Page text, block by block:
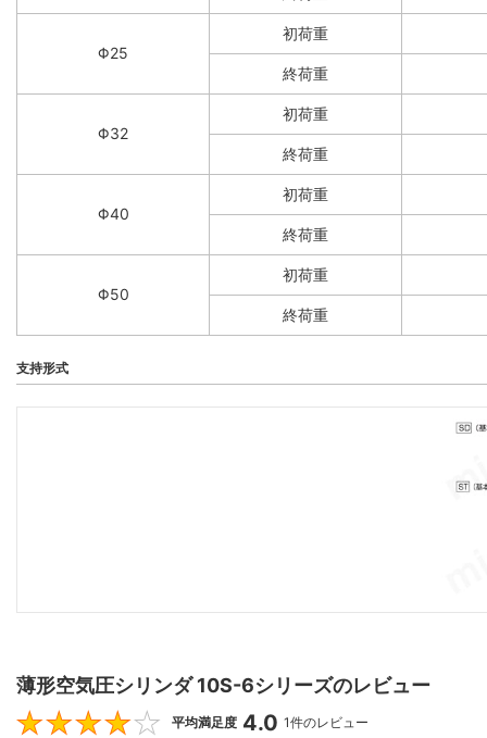
Φ25
初荷重
終荷重
Φ32
初荷重
終荷重
Φ40
初荷重
終荷重
Φ50
初荷重
終荷重
支持形式
薄形空気圧シリンダ 10S-6シリーズのレビュー
4
平均満足度 4.0 1件のレビュー